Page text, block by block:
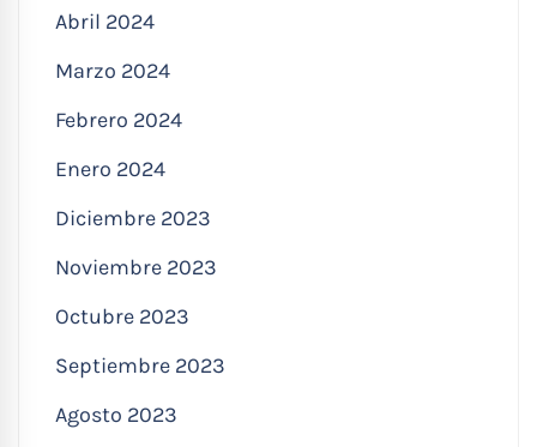
Abril 2024
Marzo 2024
Febrero 2024
Enero 2024
Diciembre 2023
Noviembre 2023
Octubre 2023
Septiembre 2023
Agosto 2023